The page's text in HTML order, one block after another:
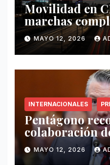
Movilidad en
marchas
este 12 de mayo
MAYO 12, 2026
INTERNACIONALES
Pentágono
colaboración
exige mayor
antidrogas
MAYO 12, 2026